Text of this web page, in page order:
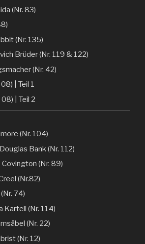
(Nr. 83)
(Nr. 135)
Brüder (Nr. 119 & 122)
(Nr. 42)
| Teil 1
| Teil 2
(Nr. 104)
Bank (Nr. 112)
Covington (Nr. 89)
(Nr.82)
74)
Kartell (Nr. 114)
(Nr. 22)
(Nr. 12)